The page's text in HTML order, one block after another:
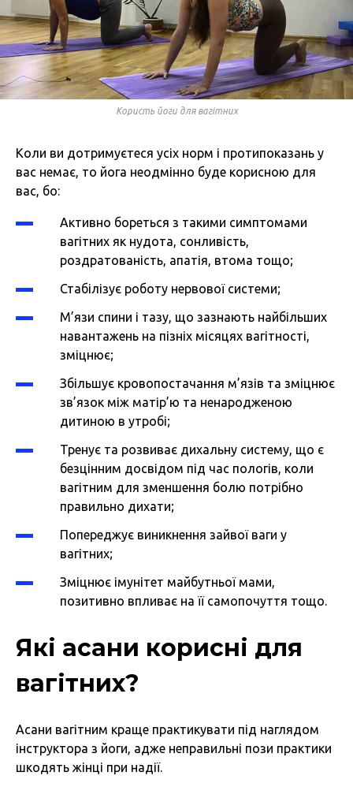
Користь йоги для вагітних
Коли ви дотримуєтеся усіх норм і протипоказань у
вас немає, то йога неодмінно буде корисною для
вас, бо:
Активно бореться з такими симптомами
вагітних як нудота, сонливість,
роздратованість, апатія, втома тощо;
Стабілізує роботу нервової системи;
М’язи спини і тазу, що зазнають найбільших
навантажень на пізніх місяцях вагітності,
зміцнює;
Збільшує кровопостачання м’язів та зміцнює
зв’язок між матір’ю та ненародженою
дитиною в утробі;
Тренує та розвиває дихальну систему, що є
безцінним досвідом під час пологів, коли
вагітним для зменшення болю потрібно
правильно дихати;
Попереджує виникнення зайвої ваги у
вагітних;
Зміцнює імунітет майбутньої мами,
позитивно впливає на її самопочуття тощо.
Які асани корисні для
вагітних?
Асани вагітним краще практикувати під наглядом
інструктора з йоги, адже неправильні пози практики
шкодять жінці при надії.